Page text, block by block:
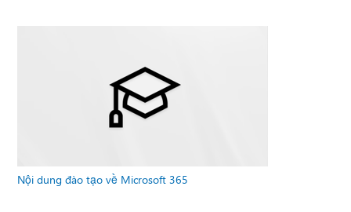
Nội dung đào tạo về Microsoft 365